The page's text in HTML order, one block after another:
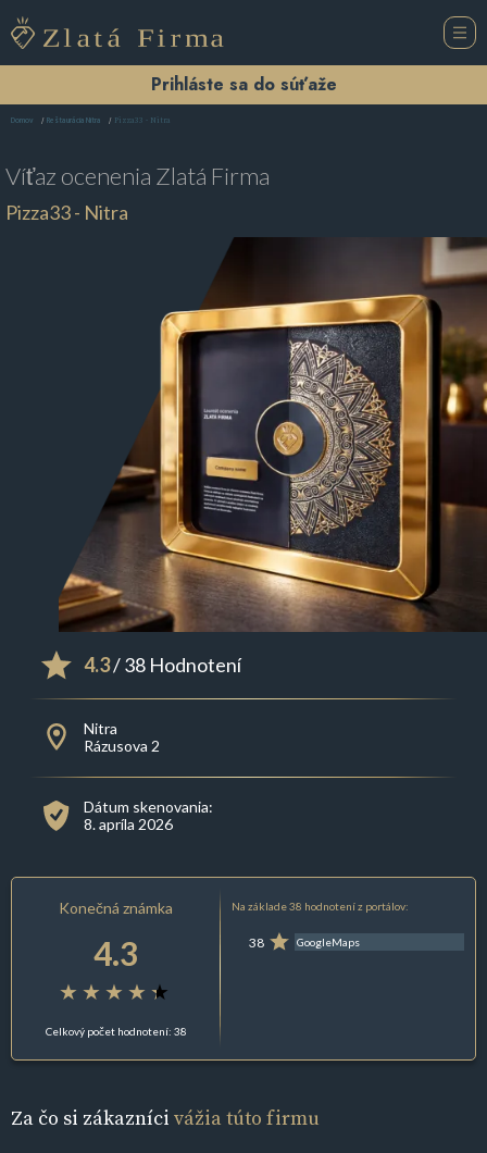
Prihláste sa do súťaže
Domov Reštaurácia Nitra Pizza33 - Nitra
Víťaz ocenenia Zlatá Firma
Pizza33 - Nitra
4.3/ 38 Hodnotení
Nitra
Rázusova 2
Dátum skenovania:
8. apríla 2026
Konečná známka
4.3
Celkový počet hodnotení: 38
Na základe 38 hodnotení z portálov:
38 GoogleMaps
Za čo si zákazníci vážia túto firmu